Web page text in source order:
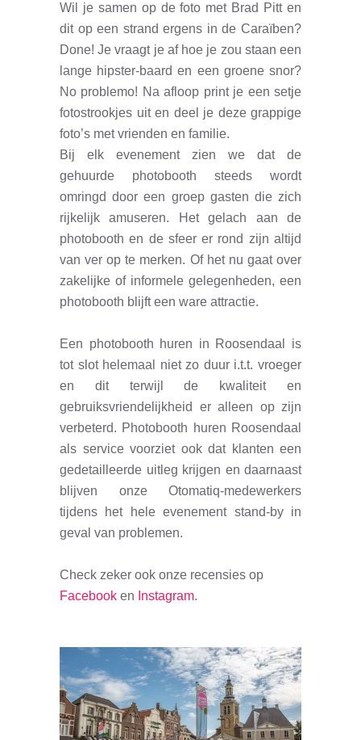
Wil je samen op de foto met Brad Pitt en
dit op een strand ergens in de Caraïben?
Done! Je vraagt je af hoe je zou staan een
lange hipster-baard en een groene snor?
No problemo! Na afloop print je een setje
fotostrookjes uit en deel je deze grappige
foto’s met vrienden en familie.
Bij elk evenement zien we dat de
gehuurde photobooth steeds wordt
omringd door een groep gasten die zich
rijkelijk amuseren. Het gelach aan de
photobooth en de sfeer er rond zijn altijd
van ver op te merken. Of het nu gaat over
zakelijke of informele gelegenheden, een
photobooth blijft een ware attractie.
Een photobooth huren in Roosendaal is
tot slot helemaal niet zo duur i.t.t. vroeger
en dit terwijl de kwaliteit en
gebruiksvriendelijkheid er alleen op zijn
verbeterd. Photobooth huren Roosendaal
als service voorziet ook dat klanten een
gedetailleerde uitleg krijgen en daarnaast
blijven onze Otomatiq-medewerkers
tijdens het hele evenement stand-by in
geval van problemen.
Check zeker ook onze recensies op
Facebook en Instagram.